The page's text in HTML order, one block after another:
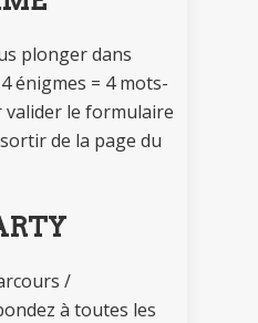
plonger dans
énigmes = 4 mots-
le formulaire
de la page du
/
à toutes les